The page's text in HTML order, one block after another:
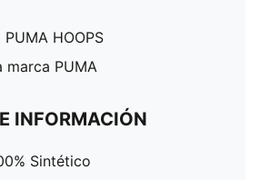
HOOPS
marca PUMA
INFORMACIÓN
Sintético